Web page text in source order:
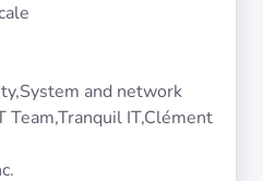
and network
Team,Tranquil IT,Clément